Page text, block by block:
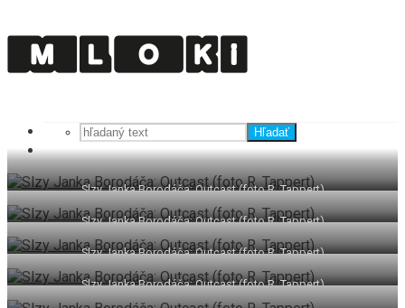
Hľadať
Slzy Janka Borodáča: Outcast (foto R. Tappert)
Slzy Janka Borodáča: Outcast (foto R. Tappert)
Slzy Janka Borodáča: Outcast (foto R. Tappert)
Slzy Janka Borodáča: Outcast (foto R. Tappert)